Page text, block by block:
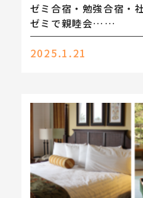
ゼミ合宿・勉強合宿・
ゼミで親睦会……
2025.1.21